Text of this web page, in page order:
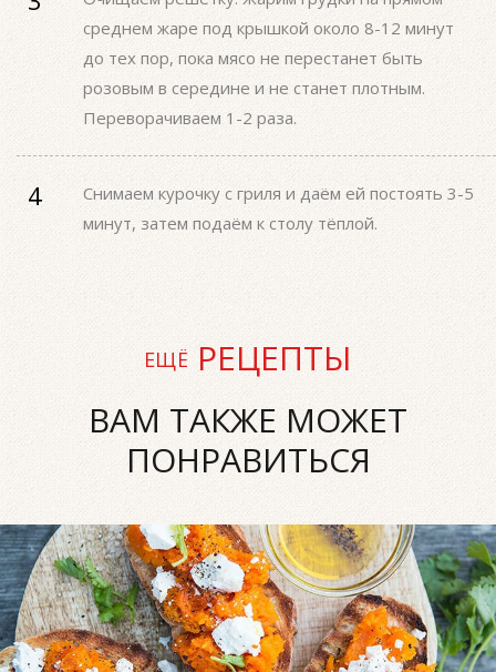
среднем жаре под крышкой около 8-12 минут
до тех пор, пока мясо не перестанет быть
розовым в середине и не станет плотным.
Переворачиваем 1-2 раза.
Снимаем курочку с гриля и даём ей постоять 3-5
минут, затем подаём к столу тёплой.
ЕЩЁ РЕЦЕПТЫ
ВАМ ТАКЖЕ МОЖЕТ
ПОНРАВИТЬСЯ